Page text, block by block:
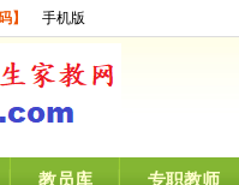
】 手机版
教员库 专职教师